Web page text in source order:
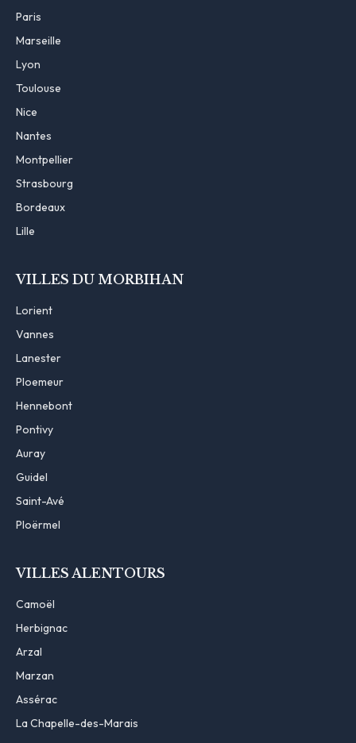
Paris
Marseille
Lyon
Toulouse
Nice
Nantes
Montpellier
Strasbourg
Bordeaux
Lille
VILLES DU MORBIHAN
Lorient
Vannes
Lanester
Ploemeur
Hennebont
Pontivy
Auray
Guidel
Saint-Avé
Ploërmel
VILLES ALENTOURS
Camoël
Herbignac
Arzal
Marzan
Assérac
La Chapelle-des-Marais